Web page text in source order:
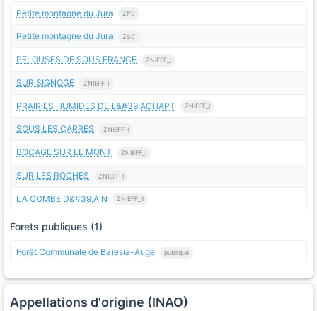
Petite montagne du Jura ZPS
Petite montagne du Jura ZSC
PELOUSES DE SOUS FRANCE ZNIEFF_I
SUR SIGNOGE ZNIEFF_I
PRAIRIES HUMIDES DE L&#39;ACHAPT ZNIEFF_I
SOUS LES CARRES ZNIEFF_I
BOCAGE SUR LE MONT ZNIEFF_I
SUR LES ROCHES ZNIEFF_I
LA COMBE D&#39;AIN ZNIEFF_II
Forets publiques (1)
Forêt Communale de Baresia-Auge publique
Appellations d'origine (INAO)